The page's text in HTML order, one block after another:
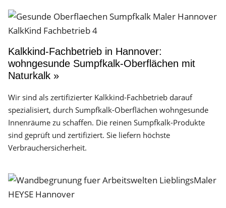
Kalkkind-Fachbetrieb in Hannover:
wohngesunde Sumpfkalk-Oberflächen mit
Naturkalk »
Wir sind als zertifizierter Kalkkind-Fachbetrieb darauf
spezialisiert, durch Sumpfkalk-Oberflächen wohngesunde
Innenräume zu schaffen. Die reinen Sumpfkalk-Produkte
sind geprüft und zertifiziert. Sie liefern höchste
Verbrauchersicherheit.